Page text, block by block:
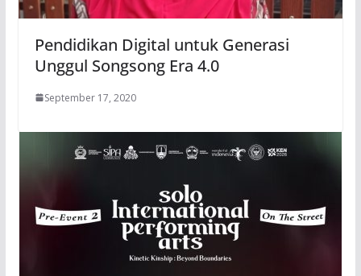
Pendidikan Digital untuk Generasi
Unggul Songsong Era 4.0
September 17, 2020